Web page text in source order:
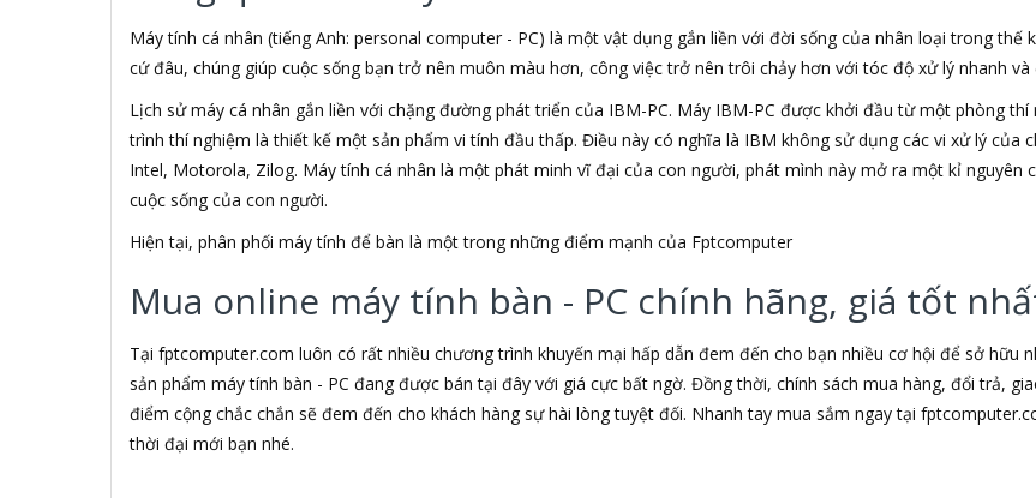
3NOD
3OneData
4D
5ASYSTEMS
7Gift Shop
8848
A 100+
A Bonne
A Brand
A & T
Aardvark
Abel
Abo
ACASIS
Acatel
Acbel
Máy tính cá nhân (tiếng Anh: personal computer - PC) là một vật dụng gắn liền với đời sống của nhân loại trong thế
cứ đâu, chúng giúp cuộc sống bạn trở nên muôn màu hơn, công việc trở nên trôi chảy hơn với tóc độ xử lý nhanh và
Lịch sử máy cá nhân gắn liền với chặng đường phát triển của IBM-PC. Máy IBM-PC được khởi đầu từ một phòng
trình thí nghiệm là thiết kế một sản phẩm vi tính đầu thấp. Điều này có nghĩa là IBM không sử dụng các vi xử lý của
Intel, Motorola, Zilog. Máy tính cá nhân là một phát minh vĩ đại của con người, phát mình này mở ra một kỉ
cuộc sống của con người.
Hiện tại, phân phối máy tính để bàn là một trong những điểm mạnh của Fptcomputer
Mua online máy tính bàn - PC chính hãng, giá tốt
Tại fptcomputer.com luôn có rất nhiều chương trình khuyến mại hấp dẫn đem đến cho bạn nhiều cơ hội để sở hữu
sản phẩm máy tính bàn - PC đang được bán tại đây với giá cực bất ngờ. Đồng thời, chính sách mua hàng, đổi trả,
điểm cộng chắc chắn sẽ đem đến cho khách hàng sự hài lòng tuyệt đối. Nhanh tay mua sắm ngay tại
thời đại mới bạn nhé.